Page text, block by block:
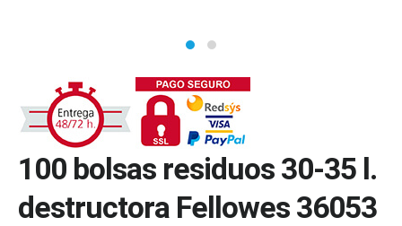
100 bolsas residuos 30-35 l.
destructora Fellowes 36053